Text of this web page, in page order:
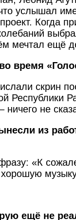
услышал
Когда
мечтал ещё
время
скрин
Республики
ничего не
из
«К
ещё не